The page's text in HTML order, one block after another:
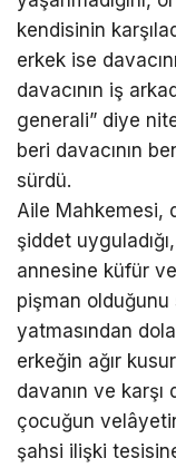
kendisinin
erkek ise
davacının iş
generali” diye
beri davacının
sürdü.
Aile Mahkemesi,
şiddet
annesine küfür
pişman olduğunu
yatmasından
erkeğin ağır
davanın ve
çocuğun
şahsi ilişki